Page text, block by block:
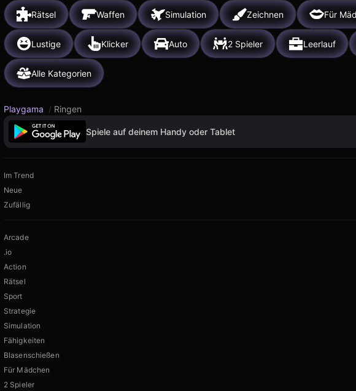
Rätsel Waffen Simulation Zeichnen Für
Lustige Klicker Auto 2 Spieler Leerlauf
Alle Kategorien
Playgama / Ringen
Spiele auf deinem Handy oder Tablet
Im Trend
Neue
Zufällig
Arcade
.io
Action
Rätsel
Sport
Strategie
Simulation
Fähigkeiten
Blasenschießen
Für Mädchen
2 Spieler